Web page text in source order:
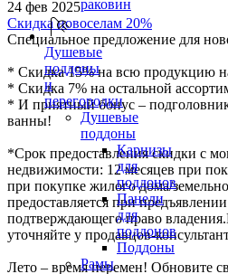
раковин
Душевые
поддоны
и
перегородки
Душевые
поддоны
Карнизы
для
поддонов
Панели
для
поддонов
Поддоны
Рамы
24 фев 2025
Скидка новоселам 20%
Специальное предложение для
* Скидка 15% на всю продукцию
* Скидка 7% на остальной
* И приятный бонус –
ванны!
*Срок предоставления скидки с
недвижимости: 12 месяцев при
при покупке жилого дома/
предоставляется при
подтверждающего право
уточняйте у продавцов-
Лето – время перемен! Обновите